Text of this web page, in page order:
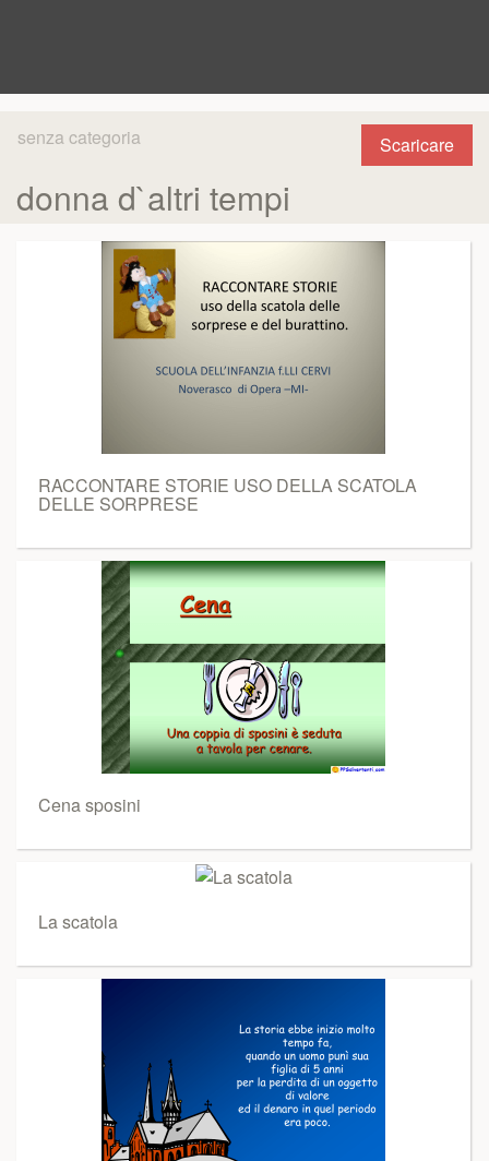
Scaricare
senza categoria
donna d`altri tempi
RACCONTARE STORIE USO DELLA SCATOLA
DELLE SORPRESE
Cena sposini
La scatola